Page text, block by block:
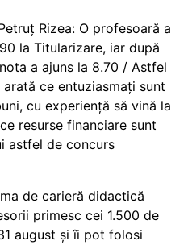
Rizea: O profesoară a
la Titularizare, iar după
a ajuns la 8.70 / Astfel
ce entuziasmați sunt
cu experiență să vină la
resurse financiare sunt
astfel de concurs
de carieră didactică
primesc cei 1.500 de
august și îi pot folosi